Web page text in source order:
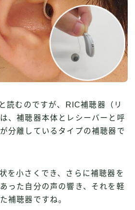
読むのですが、RIC補聴器（リ
、補聴器本体とレシーバーと呼
分離しているタイプの補聴器で
を小さくでき、さらに補聴器を
った自分の声の響き、それを軽
補聴器ですね。